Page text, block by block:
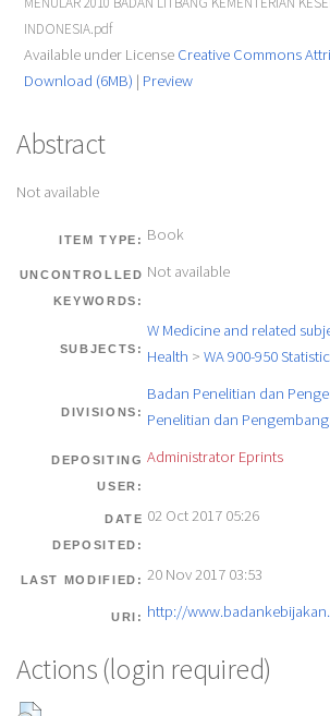
INDONESIA.pdf
Available under License Creative Commons
Download (6MB) | Preview
Abstract
Not available
ITEM TYPE: Book
UNCONTROLLED
KEYWORDS:
Not available
SUBJECTS:
W Medicine and related
Health > WA 900-950
DIVISIONS:
Badan Penelitian dan
Penelitian dan
DEPOSITING
USER:
Administrator Eprints
DATE
DEPOSITED:
02 Oct 2017 05:26
LAST MODIFIED: 20 Nov 2017 03:53
URI: http://
Actions (login required)